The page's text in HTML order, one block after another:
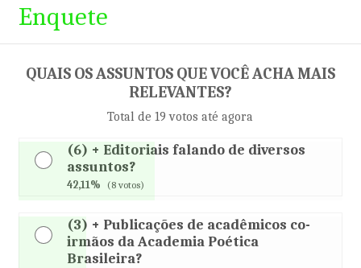
Enquete
QUAIS OS ASSUNTOS QUE VOCÊ ACHA MAIS
RELEVANTES?
Total de 19 votos até agora
(6) + Editoriais falando de diversos
assuntos?
42,11% (8 votos)
(3) + Publicações de acadêmicos co-
irmãos da Academia Poética
Brasileira?